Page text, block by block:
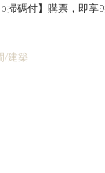
碼付】購票，即享9
/建築